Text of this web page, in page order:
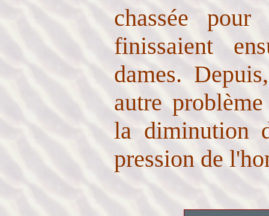
chassée
finissaient
dames.
autre
la diminution
pression de